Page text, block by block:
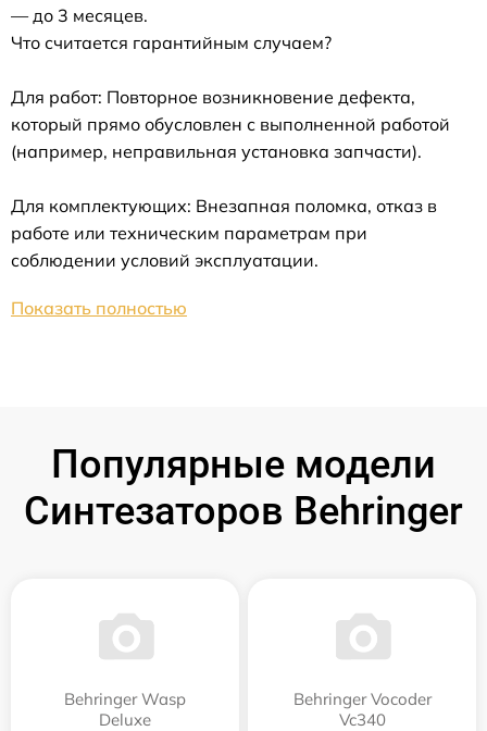
— до 3 месяцев.
Что считается гарантийным случаем?
Для работ: Повторное возникновение дефекта,
который прямо обусловлен с выполненной работой
(например, неправильная установка запчасти).
Для комплектующих: Внезапная поломка, отказ в
работе или техническим параметрам при
соблюдении условий эксплуатации.
Показать полностью
Популярные модели
Синтезаторов Behringer
Behringer Wasp
Deluxe
Behringer Vocoder
Vc340